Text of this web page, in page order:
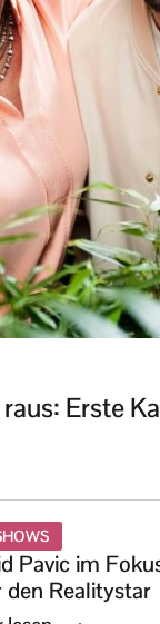
Erste
Pavic im
den Realitystar